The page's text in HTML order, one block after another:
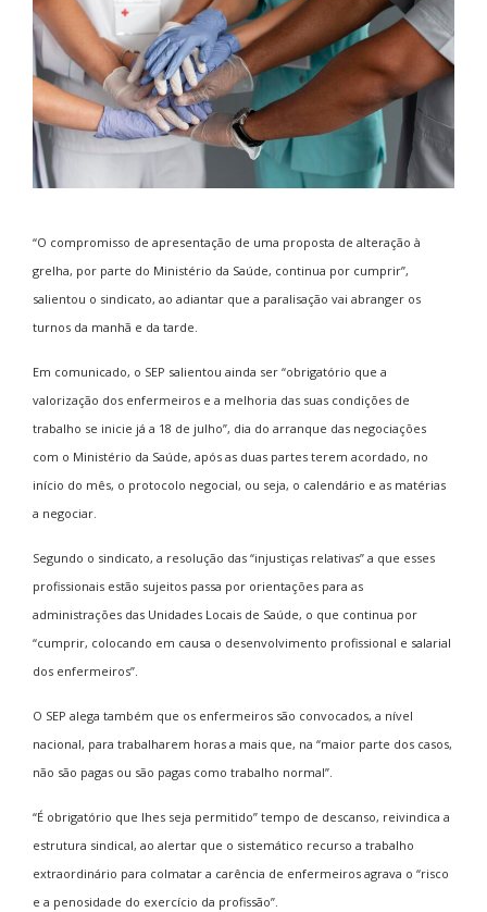
“O compromisso de apresentação de uma proposta de alteração à
grelha, por parte do Ministério da Saúde, continua por cumprir”,
salientou o sindicato, ao adiantar que a paralisação vai abranger os
turnos da manhã e da tarde.
Em comunicado, o SEP salientou ainda ser “obrigatório que a
valorização dos enfermeiros e a melhoria das suas condições de
trabalho se inicie já a 18 de julho”, dia do arranque das negociações
com o Ministério da Saúde, após as duas partes terem acordado, no
início do mês, o protocolo negocial, ou seja, o calendário e as matérias
a negociar.
Segundo o sindicato, a resolução das “injustiças relativas” a que esses
profissionais estão sujeitos passa por orientações para as
administrações das Unidades Locais de Saúde, o que continua por
“cumprir, colocando em causa o desenvolvimento profissional e salarial
dos enfermeiros”.
O SEP alega também que os enfermeiros são convocados, a nível
nacional, para trabalharem horas a mais que, na “maior parte dos casos,
não são pagas ou são pagas como trabalho normal”.
“É obrigatório que lhes seja permitido” tempo de descanso, reivindica a
estrutura sindical, ao alertar que o sistemático recurso a trabalho
extraordinário para colmatar a carência de enfermeiros agrava o “risco
e a penosidade do exercício da profissão”.